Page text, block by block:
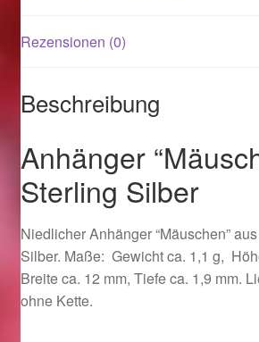
Magisches und Festliches zu
Magisches und Festliches zu
Logout
Ostergeschenke finden für Ostern
Ostergeschenke finden für Ostern
Rezensionen (0)
Beschreibung
Anhänger
Sterling Silber
Niedlicher Anhänger “Mäuschen”
Silber. Maße: Gewicht ca. 1,1 g,
Breite ca. 12 mm, Tiefe ca. 1,9 mm.
ohne Kette.